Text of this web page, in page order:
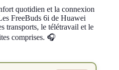
quotidien et la connexion
FreeBuds 6i de Huawei
transports, le télétravail et le
comprises. 🎧